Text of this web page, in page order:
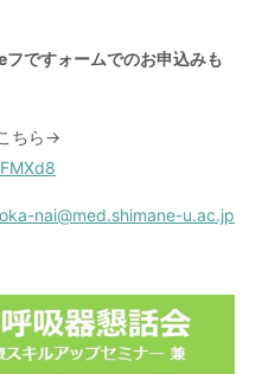
ですォームでのお申込みも
ちら→
nai@med.shimane-u.ac.jp